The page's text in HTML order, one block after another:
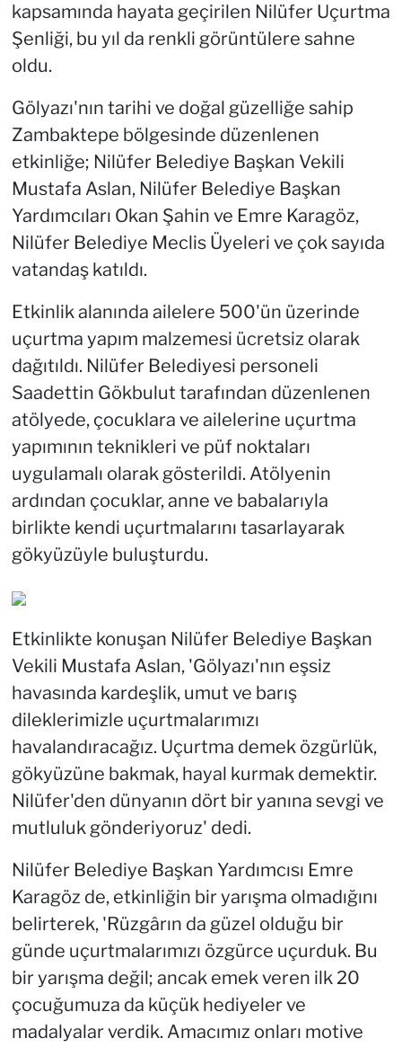
kapsamında hayata geçirilen Nilüfer Uçurtma
Şenliği, bu yıl da renkli görüntülere sahne
oldu.
Gölyazı'nın tarihi ve doğal güzelliğe sahip
Zambaktepe bölgesinde düzenlenen
etkinliğe; Nilüfer Belediye Başkan Vekili
Mustafa Aslan, Nilüfer Belediye Başkan
Yardımcıları Okan Şahin ve Emre Karagöz,
Nilüfer Belediye Meclis Üyeleri ve çok sayıda
vatandaş katıldı.
Etkinlik alanında ailelere 500'ün üzerinde
uçurtma yapım malzemesi ücretsiz olarak
dağıtıldı. Nilüfer Belediyesi personeli
Saadettin Gökbulut tarafından düzenlenen
atölyede, çocuklara ve ailelerine uçurtma
yapımının teknikleri ve püf noktaları
uygulamalı olarak gösterildi. Atölyenin
ardından çocuklar, anne ve babalarıyla
birlikte kendi uçurtmalarını tasarlayarak
gökyüzüyle buluşturdu.
Etkinlikte konuşan Nilüfer Belediye Başkan
Vekili Mustafa Aslan, 'Gölyazı'nın eşsiz
havasında kardeşlik, umut ve barış
dileklerimizle uçurtmalarımızı
havalandıracağız. Uçurtma demek özgürlük,
gökyüzüne bakmak, hayal kurmak demektir.
Nilüfer'den dünyanın dört bir yanına sevgi ve
mutluluk gönderiyoruz' dedi.
Nilüfer Belediye Başkan Yardımcısı Emre
Karagöz de, etkinliğin bir yarışma olmadığını
belirterek, 'Rüzgârın da güzel olduğu bir
günde uçurtmalarımızı özgürce uçurduk. Bu
bir yarışma değil; ancak emek veren ilk 20
çocuğumuza da küçük hediyeler ve
madalyalar verdik. Amacımız onları motive